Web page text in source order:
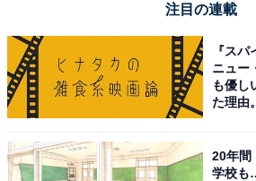
ニューが楽しめ、冷えた体を温める
代表する観光地・箱根の象徴的な道
人気を証明しました。
※箱根駅伝の開催時は、交通規制や
ています。お出かけになる際は、事
などで最新情報をご確認ください
注目の連載
『ス
ニュー
も優し
た理由
20年間
学校も